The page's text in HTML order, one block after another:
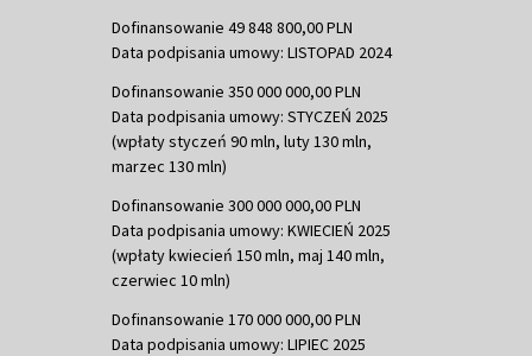
Dofinansowanie 49 848 800,00 PLN
Data podpisania umowy: LISTOPAD 2024
Dofinansowanie 350 000 000,00 PLN
Data podpisania umowy: STYCZEŃ 2025
(wpłaty styczeń 90 mln, luty 130 mln,
marzec 130 mln)
Dofinansowanie 300 000 000,00 PLN
Data podpisania umowy: KWIECIEŃ 2025
(wpłaty kwiecień 150 mln, maj 140 mln,
czerwiec 10 mln)
Dofinansowanie 170 000 000,00 PLN
Data podpisania umowy: LIPIEC 2025